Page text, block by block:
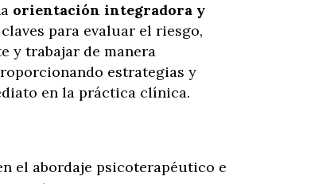
orientación integradora y
para evaluar el riesgo,
y trabajar de manera
estrategias y
en la práctica clínica.
el abordaje psicoterapéutico e